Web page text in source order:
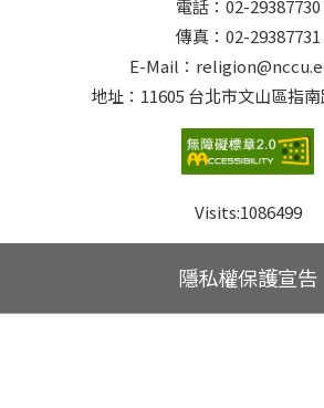
電話：02-29387730
傳真：02-29387731
E-Mail：
地址：11605 台北市文山區指
Visits:1086499
隱私權保護宣告